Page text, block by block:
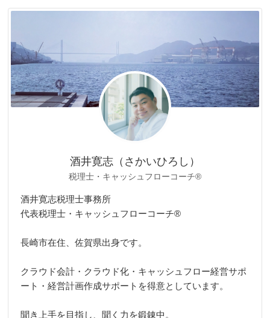
リ
酒井寛志（さかいひろし）
税理士・キャッシュフローコーチ®
酒井寛志税理士事務所
代表税理士・キャッシュフローコーチ®
長崎市在住、佐賀県出身です。
クラウド会計・クラウド化・キャッシュフロー経営サポ
ート・経営計画作成サポートを得意としています。
聞き上手を目指し、聞く力を鍛錬中。